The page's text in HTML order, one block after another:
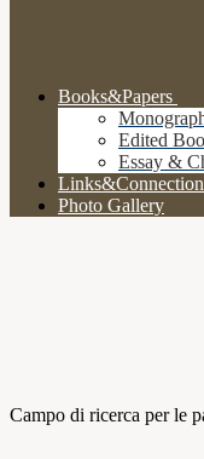
Books&Papers
Edited
Essay &
Photo Gallery
Campo di ricerca per le